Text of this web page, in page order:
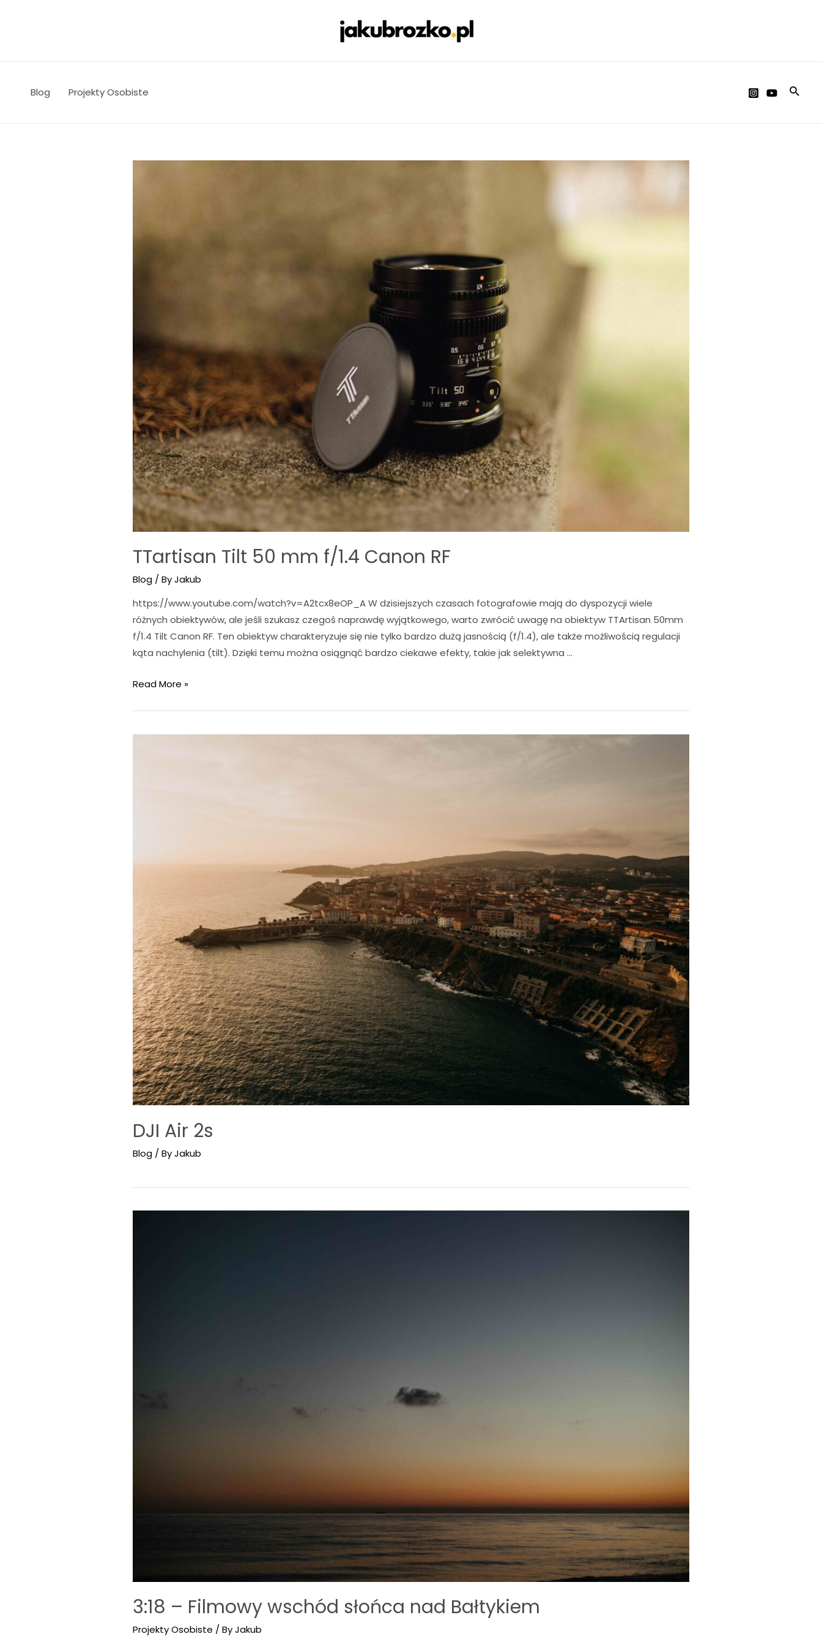
Blog Projekty Osobiste
TTartisan Tilt 50 mm f/1.4 Canon RF
Blog / ByJakub
https://www.youtube.com/watch?v=A2tcx8eOP_A W dzisiejszych czasach fotografowie mają do dyspozycji wiele
różnych obiektywów, ale jeśli szukasz czegoś naprawdę wyjątkowego, warto zwrócić uwagę na obiektyw TTArtisan 50mm
f/1.4 Tilt Canon RF. Ten obiektyw charakteryzuje się nie tylko bardzo dużą jasnością (f/1.4), ale także możliwością regulacji
kąta nachylenia (tilt). Dzięki temu można osiągnąć bardzo ciekawe efekty, takie jak selektywna …
TTartisan
mm
Read More »
DJI Air 2s
Blog / ByJakub
3:18 – Filmowy wschód słońca nad Bałtykiem
Projekty Osobiste / ByJakub